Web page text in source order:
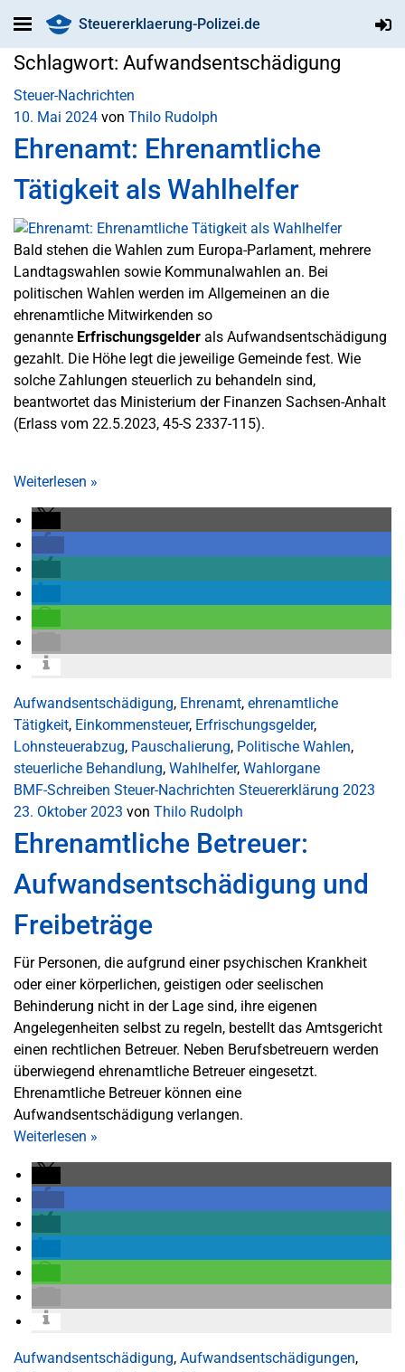
Steuererklaerung-Polizei.de
Schlagwort: Aufwandsentschädigung
Steuer-Nachrichten
10. Mai 2024 von Thilo Rudolph
Ehrenamt: Ehrenamtliche
Tätigkeit als Wahlhelfer
Bald stehen die Wahlen zum Europa-Parlament, mehrere
Landtagswahlen sowie Kommunalwahlen an. Bei
politischen Wahlen werden im Allgemeinen an die
ehrenamtliche Mitwirkenden so
genannte Erfrischungsgelder als Aufwandsentschädigung
gezahlt. Die Höhe legt die jeweilige Gemeinde fest. Wie
solche Zahlungen steuerlich zu behandeln sind,
beantwortet das Ministerium der Finanzen Sachsen-Anhalt
(Erlass vom 22.5.2023, 45-S 2337-115).
Weiterlesen »
Aufwandsentschädigung, Ehrenamt, ehrenamtliche
Tätigkeit, Einkommensteuer, Erfrischungsgelder,
Lohnsteuerabzug, Pauschalierung, Politische Wahlen,
steuerliche Behandlung, Wahlhelfer, Wahlorgane
BMF-Schreiben Steuer-Nachrichten Steuererklärung 2023
23. Oktober 2023 von Thilo Rudolph
Ehrenamtliche Betreuer:
Aufwandsentschädigung und
Freibeträge
Für Personen, die aufgrund einer psychischen Krankheit
oder einer körperlichen, geistigen oder seelischen
Behinderung nicht in der Lage sind, ihre eigenen
Angelegenheiten selbst zu regeln, bestellt das Amtsgericht
einen rechtlichen Betreuer. Neben Berufsbetreuern werden
überwiegend ehrenamtliche Betreuer eingesetzt.
Ehrenamtliche Betreuer können eine
Aufwandsentschädigung verlangen.
Weiterlesen »
Aufwandsentschädigung, Aufwandsentschädigungen,